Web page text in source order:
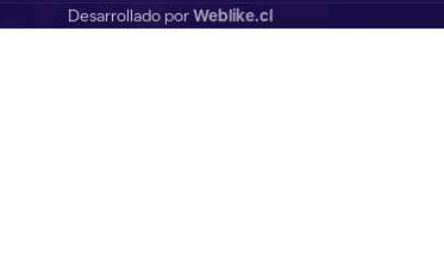
Desarrollado porWeblike.cl